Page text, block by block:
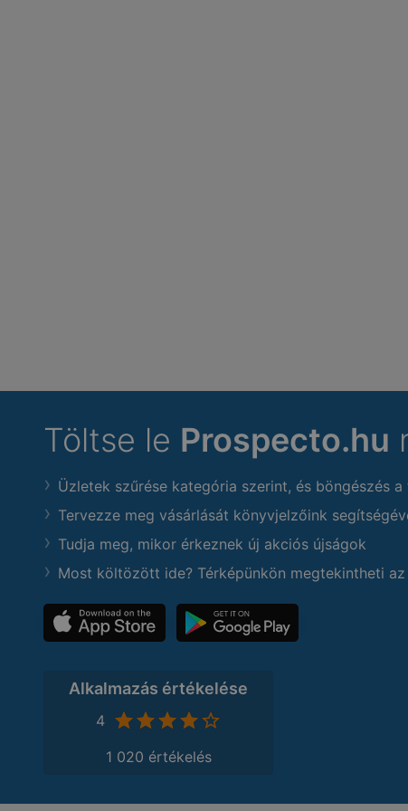
Töltse le Prospecto.hu
Üzletek szűrése kategória szerint, és böngészés
Tervezze meg vásárlását könyvjelzőink
Tudja meg, mikor érkeznek új akciós újságok
Most költözött ide? Térképünkön megtekintheti
Alkalmazás értékelése
4
1 020 értékelés